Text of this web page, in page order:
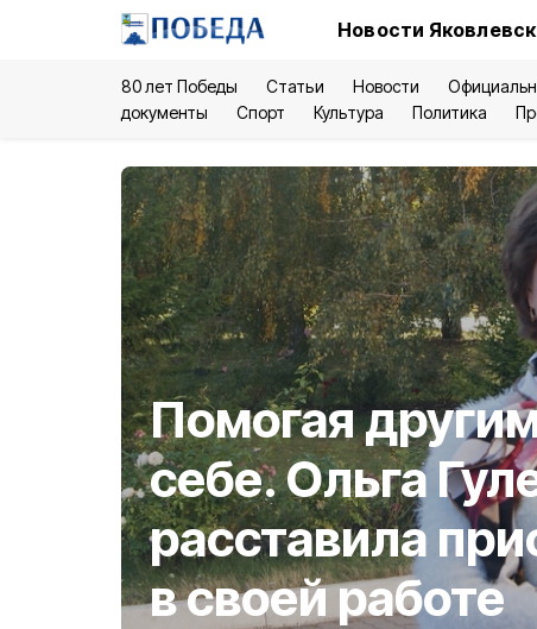
Новости
80 лет Победы Статьи Новости
документы
Спорт Культура Политика
Помогая
себе. Ольга
расставила
в своей работе